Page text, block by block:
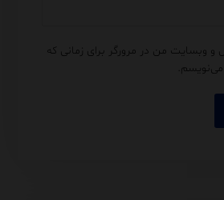
و وبسایت من در مرورگر برای زمانی که
می‌نویسم.